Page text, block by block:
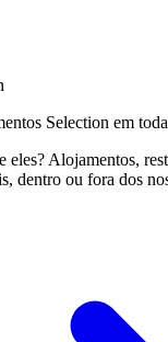
Selection em
eles? Alojamentos,
dentro ou fora dos